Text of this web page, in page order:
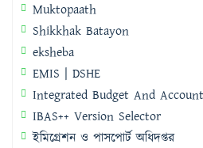
Muktopaath
Shikkhak Batayon
eksheba
EMIS | DSHE
Integrated Budget And
IBAS++ Version Selector
ইমিগ্রেশন ও পাসপোর্ট অধিদপ্তর